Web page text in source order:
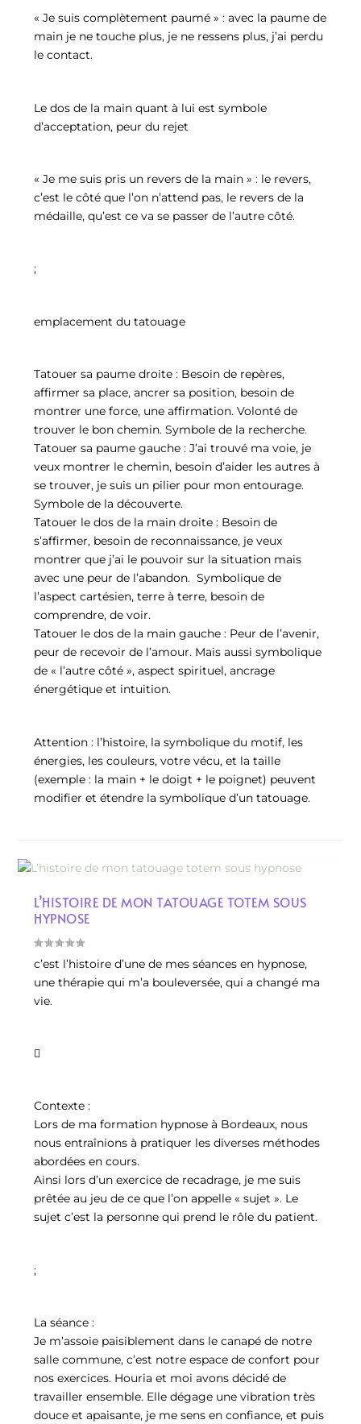
« Je suis complètement paumé » : avec la paume de
main je ne touche plus, je ne ressens plus, j’ai perdu
le contact.
Le dos de la main quant à lui est symbole
d’acceptation, peur du rejet
« Je me suis pris un revers de la main » : le revers,
c’est le côté que l’on n’attend pas, le revers de la
médaille, qu’est ce va se passer de l’autre côté.
;
emplacement du tatouage
Tatouer sa paume droite : Besoin de repères,
affirmer sa place, ancrer sa position, besoin de
montrer une force, une affirmation. Volonté de
trouver le bon chemin. Symbole de la recherche.
Tatouer sa paume gauche : J’ai trouvé ma voie, je
veux montrer le chemin, besoin d’aider les autres à
se trouver, je suis un pilier pour mon entourage.
Symbole de la découverte.
Tatouer le dos de la main droite : Besoin de
s’affirmer, besoin de reconnaissance, je veux
montrer que j’ai le pouvoir sur la situation mais
avec une peur de l’abandon. Symbolique de
l’aspect cartésien, terre à terre, besoin de
comprendre, de voir.
Tatouer le dos de la main gauche : Peur de l’avenir,
peur de recevoir de l’amour. Mais aussi symbolique
de « l’autre côté », aspect spirituel, ancrage
énergétique et intuition.
Attention : l’histoire, la symbolique du motif, les
énergies, les couleurs, votre vécu, et la taille
(exemple : la main + le doigt + le poignet) peuvent
modifier et étendre la symbolique d’un tatouage.
L’HISTOIRE DE MON TATOUAGE TOTEM SOUS
HYPNOSE
c’est l’histoire d’une de mes séances en hypnose,
une thérapie qui m’a bouleversée, qui a changé ma
vie.

Contexte :
Lors de ma formation hypnose à Bordeaux, nous
nous entraînions à pratiquer les diverses méthodes
abordées en cours.
Ainsi lors d’un exercice de recadrage, je me suis
prêtée au jeu de ce que l’on appelle « sujet ». Le
sujet c’est la personne qui prend le rôle du patient.
;
La séance :
Je m’assoie paisiblement dans le canapé de notre
salle commune, c’est notre espace de confort pour
nos exercices. Houria et moi avons décidé de
travailler ensemble. Elle dégage une vibration très
douce et apaisante, je me sens en confiance, et puis